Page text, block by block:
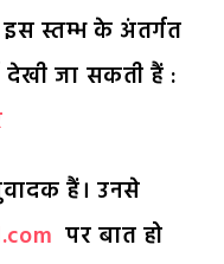
स्तम्भ के अंतर्गत
देखी जा सकती हैं :
हैं। उनसे
पर बात हो